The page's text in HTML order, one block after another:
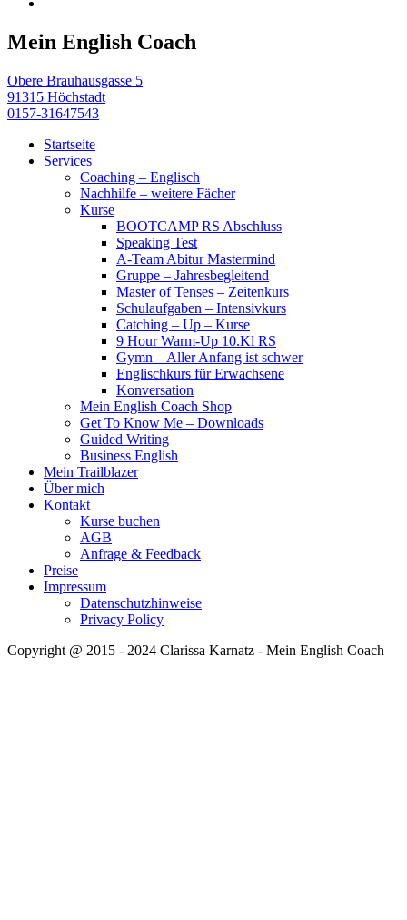
Mein English Coach
Obere Brauhausgasse 5
91315 Höchstadt
0157-31647543
Startseite
Services
Coaching – Englisch
Nachhilfe – weitere Fächer
Kurse
BOOTCAMP RS Abschluss
Speaking Test
A-Team Abitur Mastermind
Gruppe – Jahresbegleitend
Master of Tenses – Zeitenkurs
Schulaufgaben – Intensivkurs
Catching – Up – Kurse
9 Hour Warm-Up 10.Kl RS
Gymn – Aller Anfang ist schwer
Englischkurs für Erwachsene
Konversation
Mein English Coach Shop
Get To Know Me – Downloads
Guided Writing
Business English
Mein Trailblazer
Über mich
Kontakt
Kurse buchen
AGB
Anfrage & Feedback
Preise
Impressum
Datenschutzhinweise
Privacy Policy
Copyright @ 2015 - 2024 Clarissa Karnatz - Mein English Coach